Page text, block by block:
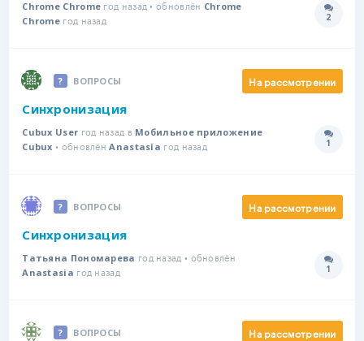
Chrome Chrome год назад • обновлён Chrome
Chrome год назад 2
ВОПРОСЫ На рассмотрении
Синхронизация
Cubux User год назад в Мобильное приложение
Cubux • обновлёнAnastasia год назад 1
ВОПРОСЫ На рассмотрении
Синхронизация
Татьяна Пономарева год назад • обновлён
Anastasia год назад 1
ВОПРОСЫ На рассмотрении